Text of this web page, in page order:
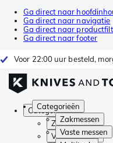
Ga direct naar
Ga direct naar navigatie
Ga direct naar
Ga direct naar footer
Voor 22:00 uur besteld,
Categorieën
Zakmessen
Vaste messen
Categorieën
Zakmessen
Vaste messen